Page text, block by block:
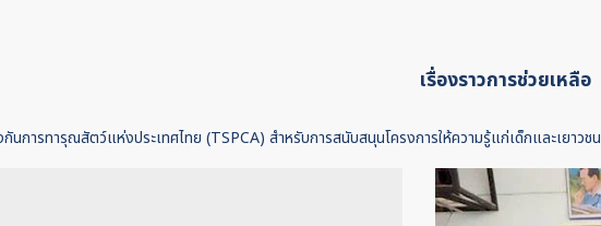
เรื่องราวการช่วยเหลือ
การทารุณสัตว์แห่งประเทศไทย (TSPCA) สำหรับการสนับสนุนโครงการให้ความรู้แก่เด็กและเยาวชน